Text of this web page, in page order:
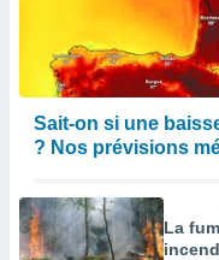
Sait-on si une
? Nos prévisions
La